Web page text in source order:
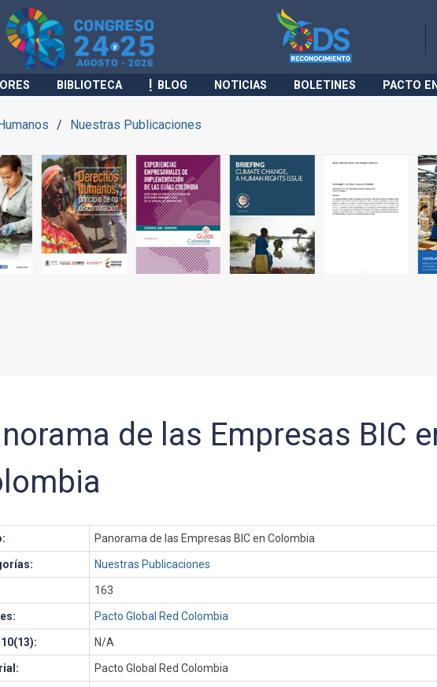
BIBLIOTECA BLOG NOTICIAS BOLETINES PACTO
Nuestras Publicaciones
de las Empresas BIC
Panorama de las Empresas BIC en Colombia
Nuestras Publicaciones
163
Pacto Global Red Colombia
10(13): N/A
Pacto Global Red Colombia